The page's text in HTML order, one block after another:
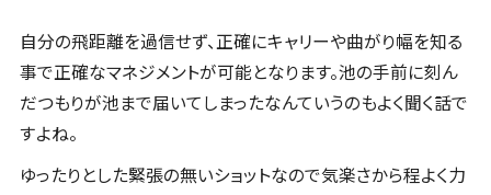
自分の飛距離を過信せず、正確にキャリーや曲がり幅を知る
事で正確なマネジメントが可能となります。池の手前に刻ん
だつもりが池まで届いてしまったなんていうのもよく聞く話で
すよね。
ゆったりとした緊張の無いショットなので気楽さから程よく力